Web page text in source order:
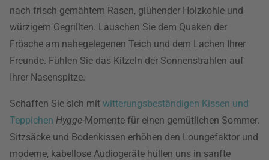
nach frisch gemähtem Rasen, glühender Holzkohle und
würzigem Gegrillten. Lauschen Sie dem Quaken der
Frösche am nahegelegenen Teich und dem Lachen Ihrer
Freunde. Fühlen Sie das Kitzeln der Sonnenstrahlen auf
Ihrer Nasenspitze.
Schaffen Sie sich mit witterungsbeständigen Kissen und
Teppichen Hygge-Momente für einen gemütlichen Sommer.
Sitzsäcke und Bodenkissen erhöhen den Loungefaktor und
moderne, kabellose Audiogeräte hüllen uns in sanfte